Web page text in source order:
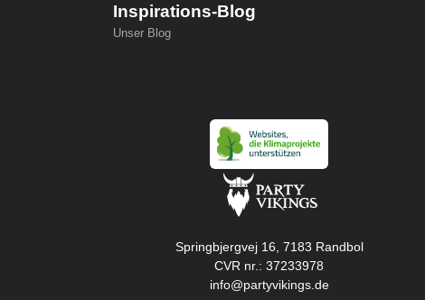
Inspirations-Blog
Unser Blog
Springbjergvej 16, 7183 Randbol
CVR nr.: 37233978
info@partyvikings.de